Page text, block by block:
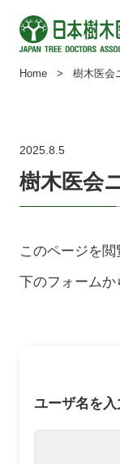
Home > 樹木医会
2025.8.5
樹木医会
このページを
下のフォームか
ユーザ名を入